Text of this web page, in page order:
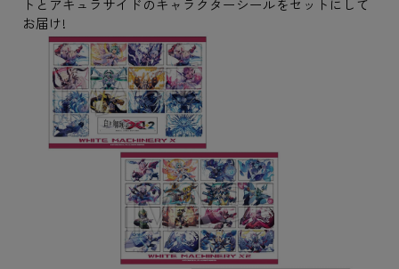
トとアキュラサイドのキャラクターシールをセットにして
お届け!